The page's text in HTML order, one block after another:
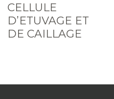
CELLULE
D’ETUVAGE ET
DE CAILLAGE